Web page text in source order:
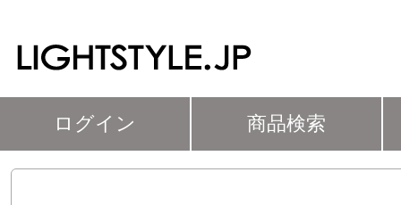
ログイン 商品検索